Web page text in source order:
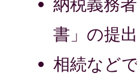
納税義務
書」の提
相続など